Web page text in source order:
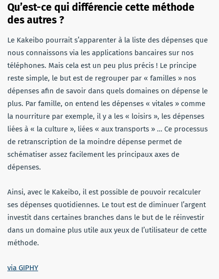
Qu’est-ce qui différencie cette méthode
des autres ?
Le Kakeibo pourrait s’apparenter à la liste des dépenses que
nous connaissons via les applications bancaires sur nos
téléphones. Mais cela est un peu plus précis ! Le principe
reste simple, le but est de regrouper par « familles » nos
dépenses afin de savoir dans quels domaines on dépense le
plus. Par famille, on entend les dépenses « vitales » comme
la nourriture par exemple, il y a les « loisirs », les dépenses
liées à « la culture », liées « aux transports » … Ce processus
de retranscription de la moindre dépense permet de
schématiser assez facilement les principaux axes de
dépenses.
Ainsi, avec le Kakeibo, il est possible de pouvoir recalculer
ses dépenses quotidiennes. Le tout est de diminuer l’argent
investit dans certaines branches dans le but de le réinvestir
dans un domaine plus utile aux yeux de l’utilisateur de cette
méthode.
via GIPHY